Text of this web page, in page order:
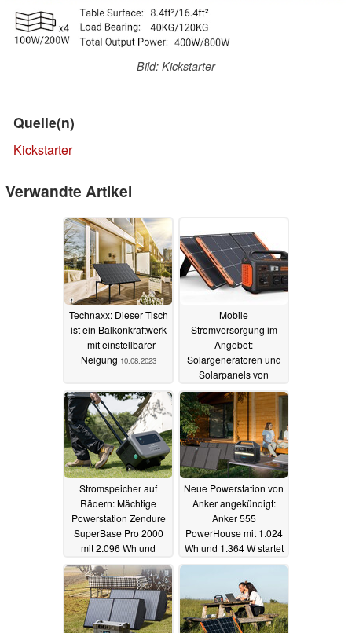
Bild: Kickstarter
Quelle(n)
Kickstarter
Verwandte Artikel
Technaxx: Dieser Tisch
ist ein Balkonkraftwerk
- mit einstellbarer
Neigung 10.08.2023
Mobile
Stromversorgung im
Angebot:
Solargeneratoren und
Solarpanels von
Jackery dank Herbst-
Sale reduziert
Stromspeicher auf
Rädern: Mächtige
Powerstation Zendure
SuperBase Pro 2000
mit 2.096 Wh und
2.000 W massiv
reduziert14.09.2022
Neue Powerstation von
Anker angekündigt:
Anker 555
PowerHouse mit 1.024
Wh und 1.364 W startet
bald mit Rabatt
13.09.2022